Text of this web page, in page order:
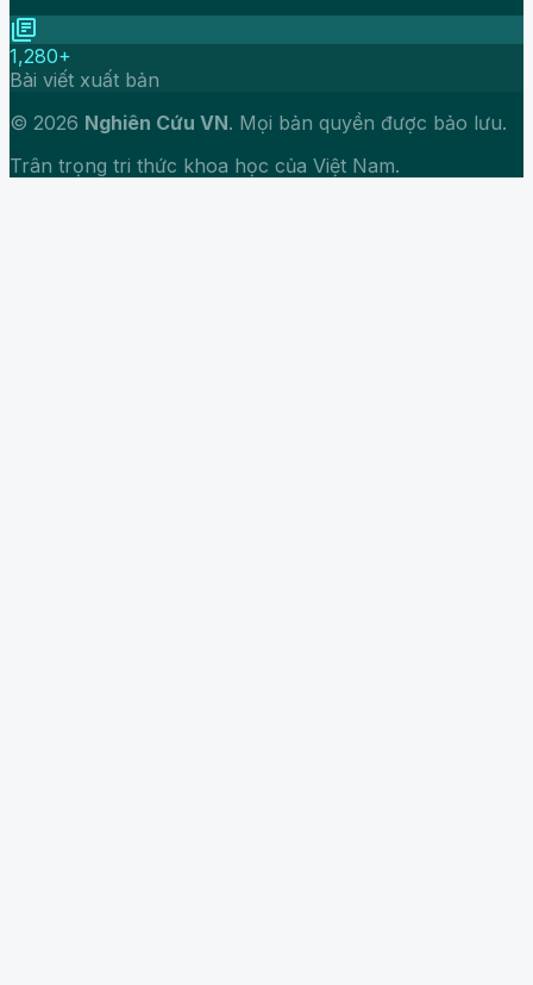
library_books
1,280+
Bài viết xuất bản
© 2026 Nghiên Cứu VN. Mọi bản quyền được bảo lưu.
Trân trọng tri thức khoa học của Việt Nam.